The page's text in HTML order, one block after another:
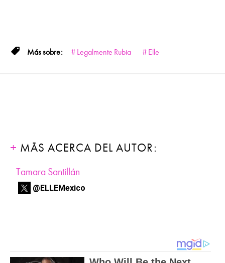
Legalmente Rubia Elle
MÁS ACERCA DEL AUTOR:
Tamara Santillán
@ELLEMexico